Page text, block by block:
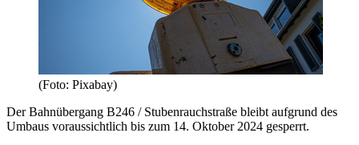
(Foto: Pixabay)
Der Bahnübergang B246 / Stubenrauchstraße bleibt aufgrund des
Umbaus voraussichtlich bis zum 14. Oktober 2024 gesperrt.